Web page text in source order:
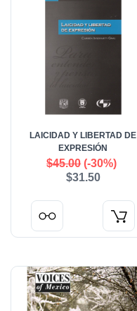
LAICIDAD Y LIBERTAD DE
EXPRESIÓN
$45.00(-30%)
$31.50